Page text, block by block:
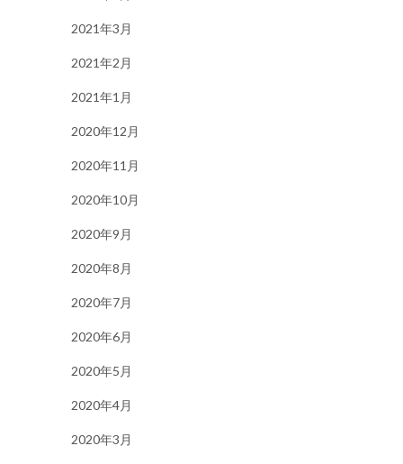
2021年3月
2021年2月
2021年1月
2020年12月
2020年11月
2020年10月
2020年9月
2020年8月
2020年7月
2020年6月
2020年5月
2020年4月
2020年3月